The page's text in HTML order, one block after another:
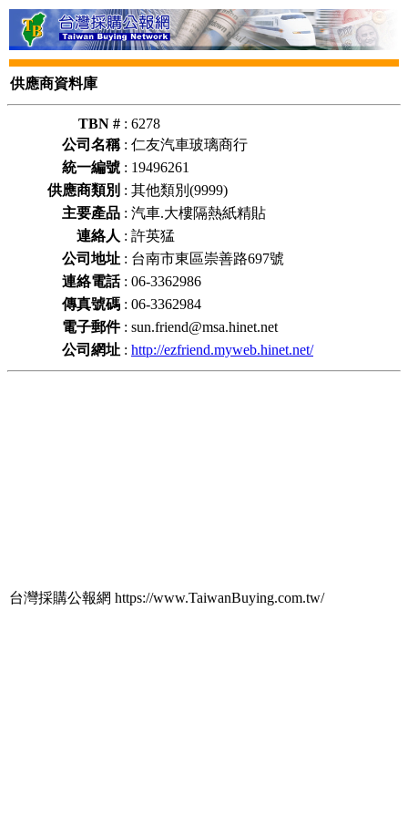
供應商資料庫
TBN # : 6278
公司名稱: 仁友汽車玻璃商行
統一編號 : 19496261
供應商類別 : 其他類別(9999)
主要產品 : 汽車.大樓隔熱紙精貼
連絡人 : 許英猛
公司地址 : 台南市東區崇善路697號
連絡電話: 06-3362986
傳真號碼 : 06-3362984
電子郵件: sun.friend@msa.hinet.net
公司網址 : http://ezfriend.myweb.hinet.net/
台灣採購公報網 https://www.TaiwanBuying.com.tw/